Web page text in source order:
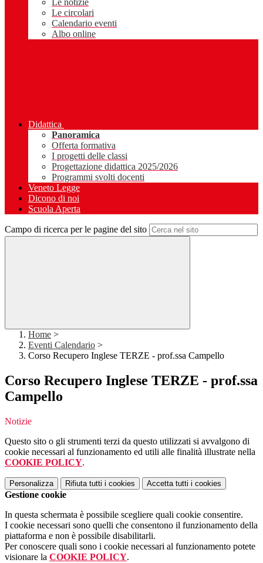
Le notizie
Le circolari
Calendario eventi
Albo online
Didattica
Panoramica
Offerta formativa
I progetti delle classi
Progettazione didattica 2025/2026
Programmi svolti docenti
Veneto Legge
Dicono di noi
Scuola Aperta
Campo di ricerca per le pagine del sito
Home >
Eventi Calendario >
Corso Recupero Inglese TERZE - prof.ssa Campello
Corso Recupero Inglese TERZE - prof.ssa
Campello
Notizie
Questo sito o gli strumenti terzi da questo utilizzati si avvalgono di
cookie necessari al funzionamento ed utili alle finalità illustrate nella
COOKIE POLICY.
Personalizza Rifiuta tutti i cookies Accetta tutti i cookies
Gestione cookie
In questa schermata è possibile scegliere quali cookie consentire.
I cookie necessari sono quelli che consentono il funzionamento della
piattaforma e non è possibile disabilitarli.
Per conoscere quali sono i cookie necessari al funzionamento potete
visionare la COOKIE POLICY.